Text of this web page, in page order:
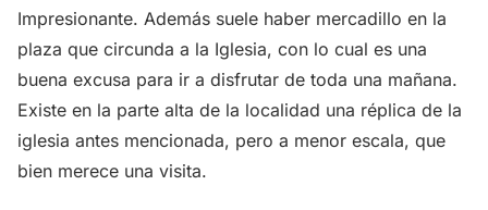
Impresionante. Además suele haber mercadillo en la
plaza que circunda a la Iglesia, con lo cual es una
buena excusa para ir a disfrutar de toda una mañana.
Existe en la parte alta de la localidad una réplica de la
iglesia antes mencionada, pero a menor escala, que
bien merece una visita.